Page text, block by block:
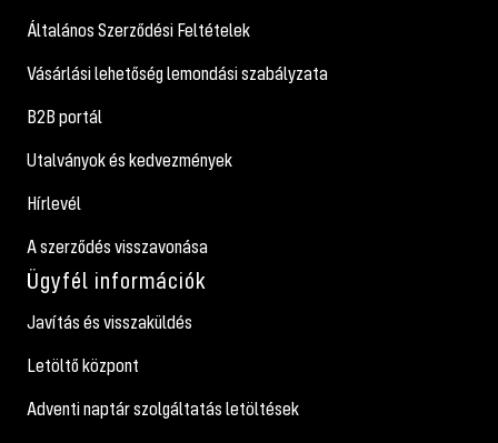
Általános Szerződési Feltételek
Vásárlási lehetőség lemondási szabályzata
B2B portál
Utalványok és kedvezmények
Hírlevél
A szerződés visszavonása
Ügyfél információk
Javítás és visszaküldés
Letöltő központ
Adventi naptár szolgáltatás letöltések